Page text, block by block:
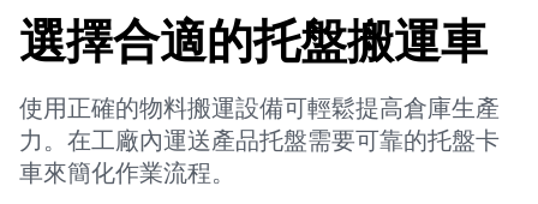
選擇合適的托盤搬運車
使用正確的物料搬運設備可輕鬆提高倉庫生產
力。在工廠內運送產品托盤需要可靠的托盤卡
車來簡化作業流程。